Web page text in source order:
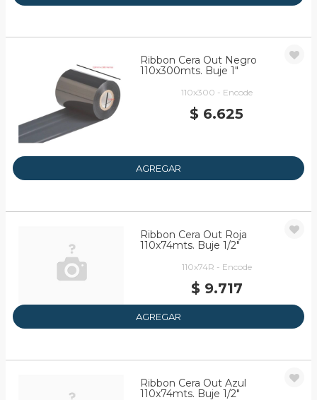
Ribbon Cera Out Negro
110x300mts. Buje 1"
110x300 - Encode
$ 6.625
AGREGAR
Ribbon Cera Out Roja
110x74mts. Buje 1/2"
110x74R - Encode
$ 9.717
AGREGAR
Ribbon Cera Out Azul
110x74mts. Buje 1/2"